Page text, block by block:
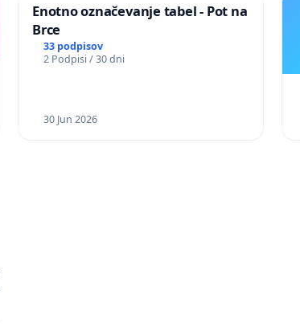
Enotno označevanje tabel - Pot na
Brce
33 podpisov
2 Podpisi / 30 dni
30 Jun 2026